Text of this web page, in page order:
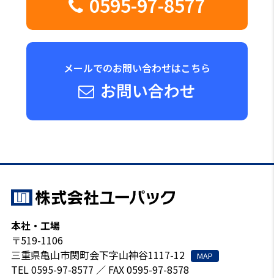
メールでのお問い合わせはこちら
お問い合わせ
本社・工場
〒519-1106
三重県亀山市関町会下字山神谷1117-12
MAP
TEL 0595-97-8577 ／ FAX 0595-97-8578